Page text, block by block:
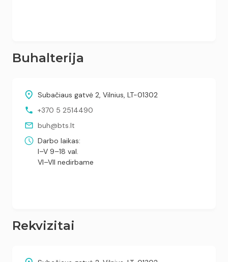
Buhalterija
Subačiaus gatvė 2, Vilnius, LT-01302
+370 5 2514490
buh@bts.lt
Darbo laikas:
I–V 9–18 val.
VI–VII nedirbame
Rekvizitai